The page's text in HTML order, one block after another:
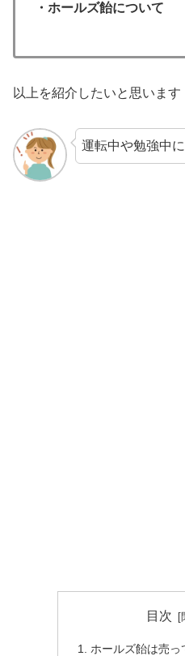
・ホールズ飴について
以上を紹介したいと思います
運転中や勉強中
目次
ホールズ飴は売っ